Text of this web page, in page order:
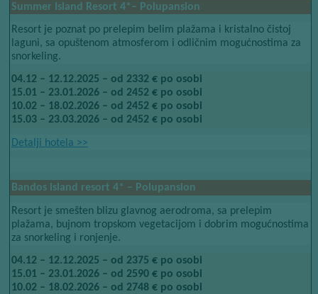
Summer Island Resort 4*– Polupansion
Resort je poznat po prelepim belim plažama i kristalno čistoj
laguni, sa opuštenom atmosferom i odličnim mogućnostima za
snorkeling.
04.12 – 12.12.2025 – od 2332 € po osobi
15.01 – 23.01.2026 – od 2452 € po osobi
10.02 – 18.02.2026 – od 2452 € po osobi
15.03 – 23.03.2026 – od 2452 € po osobi
Detalji hotela​​ >>
Bandos island resort 4* – Polupansion
Resort je smešten blizu glavnog aerodroma, sa prelepim
plažama, bujnom tropskom vegetacijom i dobrim mogućnostima
za snorkeling i ronjenje.
04.12 – 12.12.2025 – od 2375 € po osobi
15.01 – 23.01.2026 – od 2590 € po osobi
10.02 – 18.02.2026 – od 2748 € po osobi